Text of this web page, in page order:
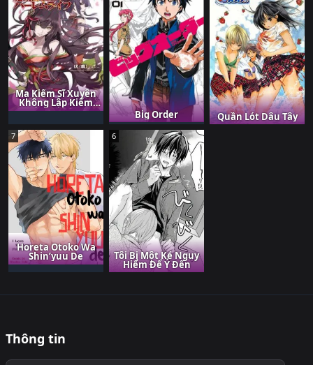
Ma Kiếm Sĩ Xuyên
Không Lập Kiếm
Làm Harem Big Order Quần Lót Dâu Tây
7
Horeta Otoko Wa
Shin’yuu De
6
Tôi Bị Một Kẻ Nguy
Hiểm Để Ý Đến
Thông tin